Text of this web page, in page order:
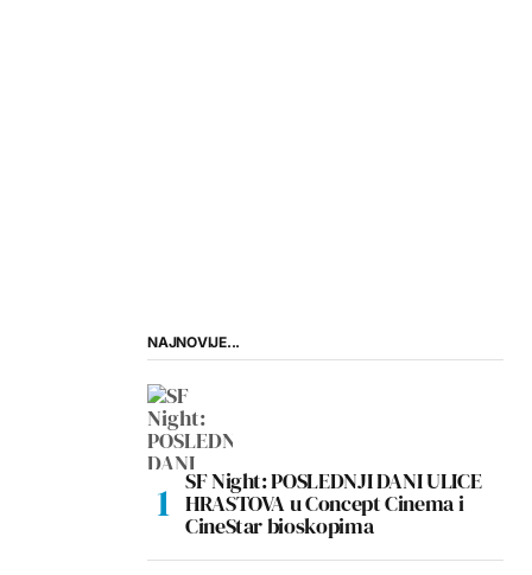
NAJNOVIJE...
SF Night: POSLEDNJI DANI ULICE
HRASTOVA u Concept Cinema i
CineStar bioskopima